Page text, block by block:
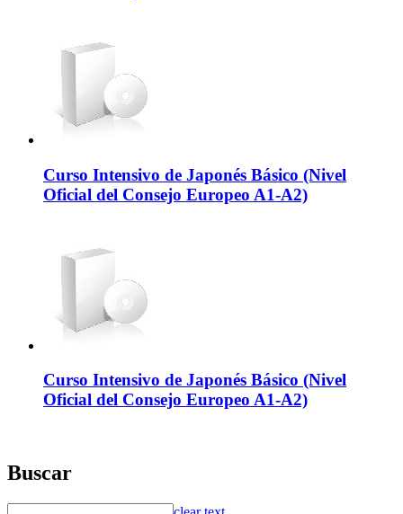
Curso Intensivo de Japonés Básico (Nivel
Oficial del Consejo Europeo A1-A2)
Curso Intensivo de Japonés Básico (Nivel
Oficial del Consejo Europeo A1-A2)
Buscar